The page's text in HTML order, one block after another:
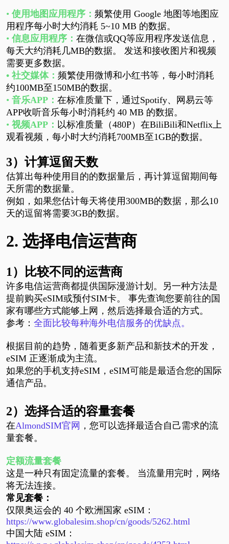
• 使用地图应用程序： 频繁使用 Google 地图等地图应
用程序每小时大约消耗 5~10 MB 的数据。
• 信息应用程序： 在微信或QQ等应用程序发送信息，
每天大约消耗几MB的数据。 发送和接收图片和视频
需要更多数据。
• 社交媒体： 频繁使用微博和小红书等， 每小时消耗
约100MB至150MB的数据。
• 音乐APP： 在标准质量下，通过Spotify、网易云等
APP收听音乐每小时消耗约 40 MB 的数据。
• 视频APP： 以标准质量（480P）在BiliBili和Netflix上
观看视频，每小时大约消耗700MB至1GB的数据。
3） 计算逗留天数
估算出每种使用目的的数据量后，再计算逗留期间每
天所需的数据量。
例如，如果您估计每天将使用300MB的数据，那么10
天的逗留将需要3GB的数据。
2. 选择电信运营商
1）比较不同的运营商
许多电信运营商都提供国际漫游计划。另一种方法是
提前购买eSIM或预付SIM卡。 事先查询您要前往的国
家有哪些方式能够上网，然后选择最合适的方式。
参考： 全面比较每种海外电信服务的优缺点。
根据目前的趋势，随着更多新产品和新技术的开发，
eSIM 正逐渐成为主流。
如果您的手机支持eSIM，eSIM可能是最适合您的国际
通信产品。
2） 选择合适的容量套餐
在AlmondSIM官网 ，您可以选择最适合自己需求的流
量套餐。
定额流量套餐
这是一种只有固定流量的套餐。
当流量用完时，网络
将无法连接。
常见套餐：
仅限奥运会的 40 个欧洲国家 eSIM：
https://www.globalesim.shop/cn/goods/5262.html
中国大陆 eSIM：